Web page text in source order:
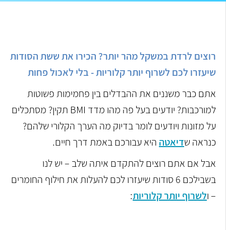
רוצים לרדת במשקל מהר יותר? הכירו את ששת הסודות
שיעזרו לכם לשרוף יותר קלוריות - בלי לאכול פחות
אתם כבר משננים את ההבדלים בין פחמימות פשוטות
למורכבות? יודעים בעל פה מהו מדד BMI תקין? מסתכלים
על מזונות ויודעים לומר בדיוק מה הערך הקלורי שלהם?
כנראה שדיאטה היא עבורכם באמת דרך חיים.
אבל אם אתם רוצים להתקדם איתה שלב – יש לנו
בשבילכם 6 סודות שיעזרו לכם להעלות את חילוף החומרים
– ולשרוף יותר קלוריות: